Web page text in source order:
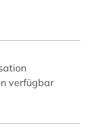
verfügbar